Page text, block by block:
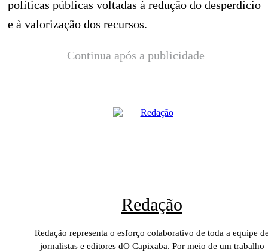
políticas públicas voltadas à redução do desperdício
e à valorização dos recursos.
Continua após a publicidade
Redação
Redação representa o esforço colaborativo de toda a equipe
jornalistas e editores dO Capixaba. Por meio de um trabalho